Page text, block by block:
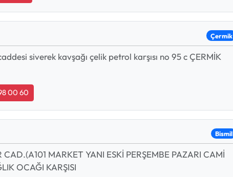
Çermik
siverek kavşağı çelik petrol karşısı no 95 c ÇERMİK
00 60
Bismil
MARKET YANI ESKİ PERŞEMBE PAZARI CAMİ
OCAĞI KARŞISI